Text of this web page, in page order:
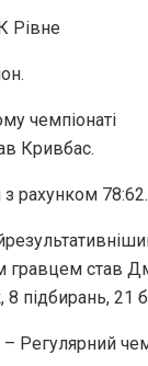
Рівне
чемпіонаті
Кривбас.
рахунком 78:62.
гравцем став
підбирань, 21
– Регулярний